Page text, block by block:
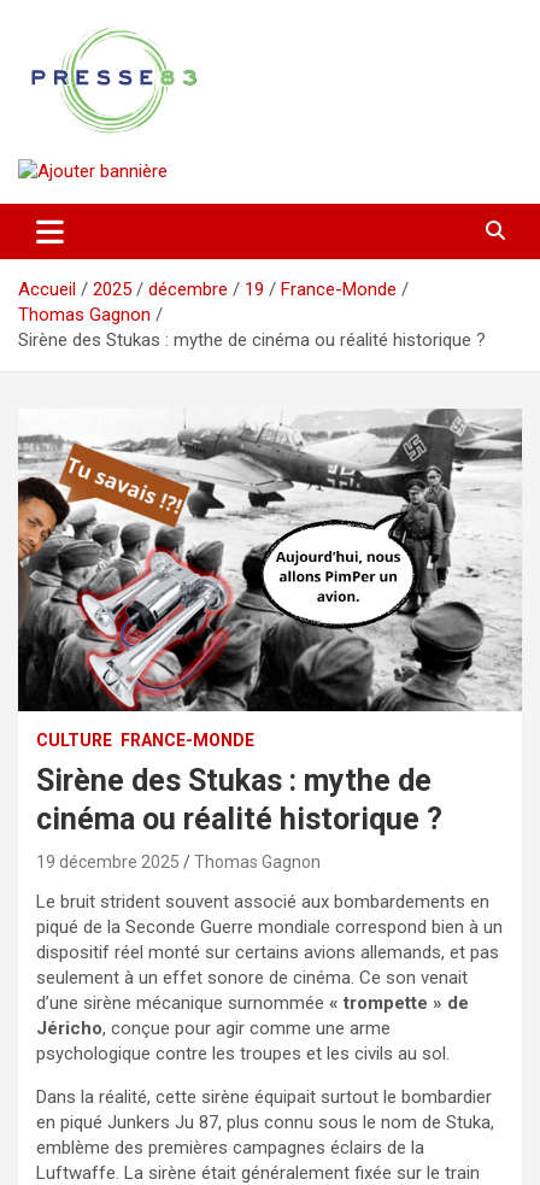
contenu
Presse 83
Accueil 2025 décembre 19
France-Monde
Thomas Gagnon
Sirène des Stukas : mythe de cinéma ou réalité historique ?​
CULTURE FRANCE-MONDE
Sirène des Stukas : mythe de
cinéma ou réalité historique ?​
19 décembre 2025 Thomas Gagnon
Le bruit strident souvent associé aux bombardements en
piqué de la Seconde Guerre mondiale correspond bien à un
dispositif réel monté sur certains avions allemands, et pas
seulement à un effet sonore de cinéma. Ce son venait
d’une sirène mécanique surnommée « trompette » de
Jéricho, conçue pour agir comme une arme
psychologique contre les troupes et les civils au sol.
Dans la réalité, cette sirène équipait surtout le bombardier
en piqué Junkers Ju 87, plus connu sous le nom de Stuka,
emblème des premières campagnes éclairs de la
Luftwaffe. La sirène était généralement fixée sur le train